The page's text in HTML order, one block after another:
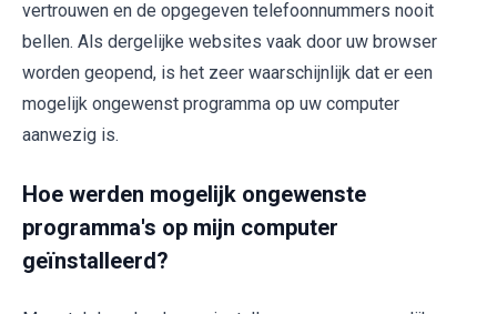
vertrouwen en de opgegeven telefoonnummers nooit
bellen. Als dergelijke websites vaak door uw browser
worden geopend, is het zeer waarschijnlijk dat er een
mogelijk ongewenst programma op uw computer
aanwezig is.
Hoe werden mogelijk ongewenste
programma's op mijn computer
geïnstalleerd?